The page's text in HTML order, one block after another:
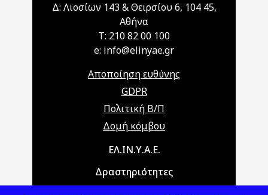
Δ: Λιοσίων 143 & Θειρσίου 6, 104 45,
Αθήνα
T: 210 82 00 100
e: info@elinyae.gr
Αποποίηση ευθύνης
GDPR
Πολιτική Β/Π
Δομή κόμβου
Main navigationΕΛ.ΙΝ.Υ.Α.Ε.
Δραστηριότητες